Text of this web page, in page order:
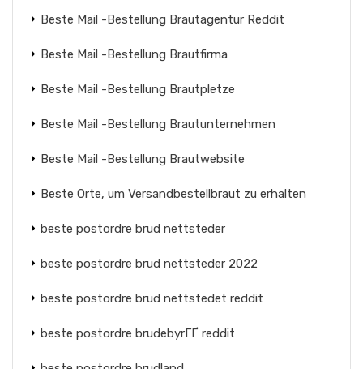
Beste Mail -Bestellung Brautagentur Reddit
Beste Mail -Bestellung Brautfirma
Beste Mail -Bestellung Brautpletze
Beste Mail -Bestellung Brautunternehmen
Beste Mail -Bestellung Brautwebsite
Beste Orte, um Versandbestellbraut zu erhalten
beste postordre brud nettsteder
beste postordre brud nettsteder 2022
beste postordre brud nettstedet reddit
beste postordre brudebyrГҐ reddit